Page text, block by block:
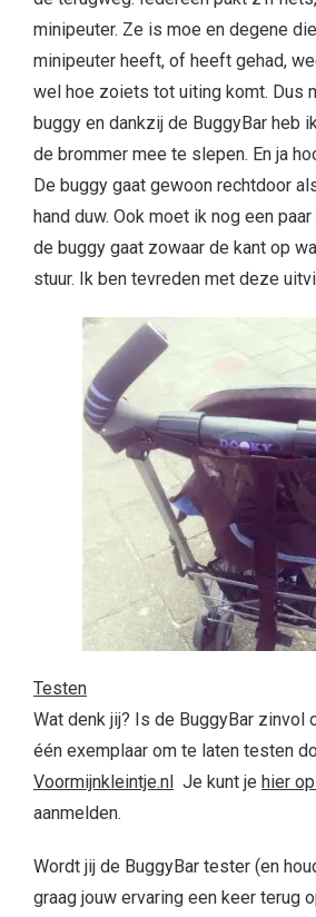
minipeuter. Ze is moe en degene
minipeuter heeft, of heeft gehad,
wel hoe zoiets tot uiting komt. Dus
buggy en dankzij de BuggyBar heb
de brommer mee te slepen. En ja
De buggy gaat gewoon rechtdoor
hand duw. Ook moet ik nog een
de buggy gaat zowaar de kant op
stuur. Ik ben tevreden met deze
Testen
Wat denk jij? Is de BuggyBar zinvol
één exemplaar om te laten testen
Voormijnkleintje.nl Je kunt je hier
aanmelden.
Wordt jij de BuggyBar tester (en
graag jouw ervaring een keer terug